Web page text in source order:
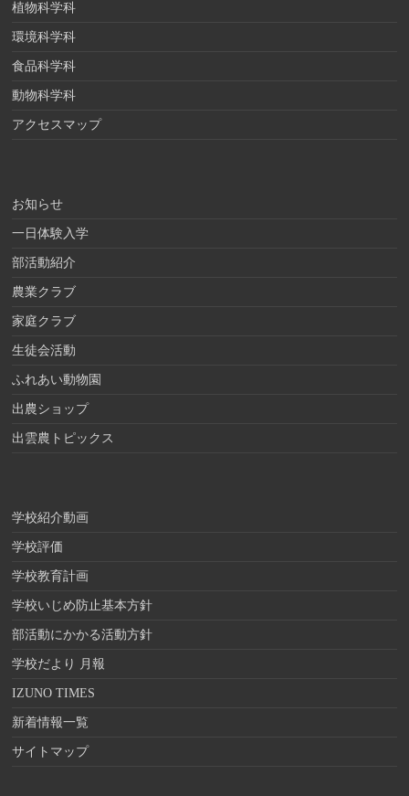
植物科学科
環境科学科
食品科学科
動物科学科
アクセスマップ
お知らせ
一日体験入学
部活動紹介
農業クラブ
家庭クラブ
生徒会活動
ふれあい動物園
出農ショップ
出雲農トピックス
学校紹介動画
学校評価
学校教育計画
学校いじめ防止基本方針
部活動にかかる活動方針
学校だより 月報
IZUNO TIMES
新着情報一覧
サイトマップ